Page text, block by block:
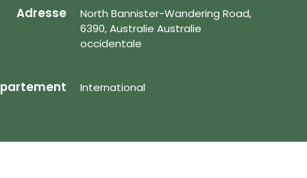
Adresse
North Bannister-Wandering Road,
6390, Australie Australie
occidentale
International